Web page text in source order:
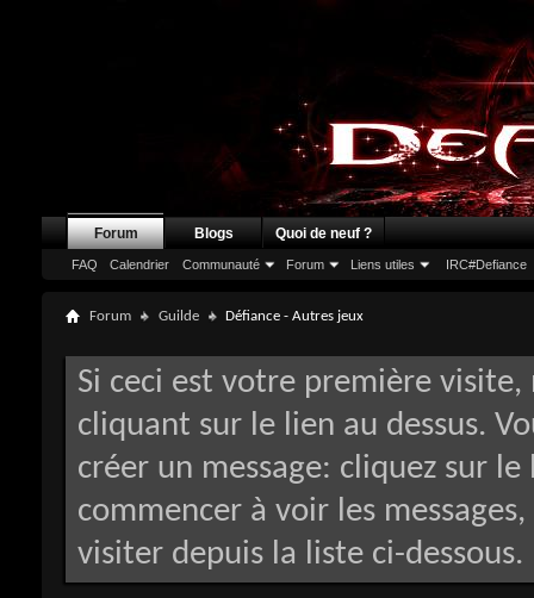
Forum
FAQ Calendrier Communauté Forum Liens utiles IRC#Defiance
Blogs Quoi de neuf ?
Forum Guilde Défiance - Autres jeux
Si ceci est votre première
cliquant sur le lien au dessus.
créer un message: cliquez sur
commencer à voir les
visiter depuis la liste ci-dessous.